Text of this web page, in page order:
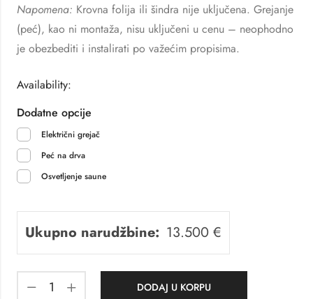
Napomena: Krovna folija ili šindra nije uključena. Grejanje
(peć), kao ni montaža, nisu uključeni u cenu – neophodno
je obezbediti i instalirati po važećim propisima.
Availability:
Dodatne opcije
Električni grejač
Peć na drva
Osvetljenje saune
Ukupno narudžbine: 13.500 €
DODAJ U KORPU